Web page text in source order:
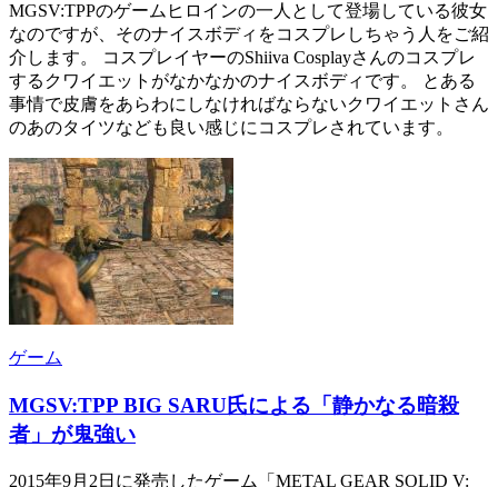
MGSV:TPPのゲームヒロインの一人として登場している彼女
なのですが、そのナイスボディをコスプレしちゃう人をご紹
介します。 コスプレイヤーのShiiva Cosplayさんのコスプレ
するクワイエットがなかなかのナイスボディです。 とある
事情で皮膚をあらわにしなければならないクワイエットさん
のあのタイツなども良い感じにコスプレされています。
ゲーム
MGSV:TPP BIG SARU氏による「静かなる暗殺
者」が鬼強い
2015年9月2日に発売したゲーム「METAL GEAR SOLID V: